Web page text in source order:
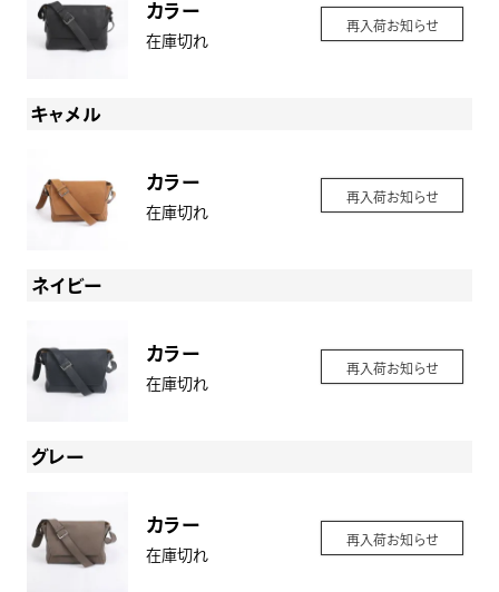
カラー
在庫切れ
再入荷お知らせ
キャメル
カラー
在庫切れ
再入荷お知らせ
ネイビー
カラー
在庫切れ
再入荷お知らせ
グレー
カラー
在庫切れ
再入荷お知らせ